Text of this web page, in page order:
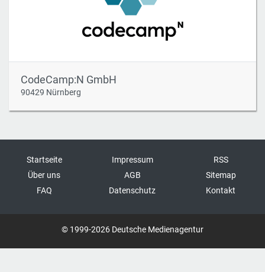
CodeCamp:N GmbH
90429 Nürnberg
Startseite
Über uns
FAQ
Impressum
AGB
Datenschutz
RSS
Sitemap
Kontakt
© 1999-2026 Deutsche Medienagentur